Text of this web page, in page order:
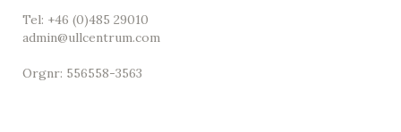
Tel: +46 (0)485 29010
admin@ullcentrum.com
Orgnr: 556558-3563